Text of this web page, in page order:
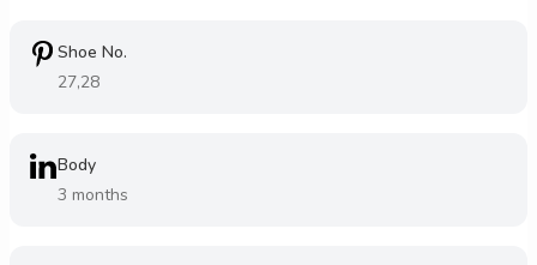
Shoe No.
27,28
Body
3 months